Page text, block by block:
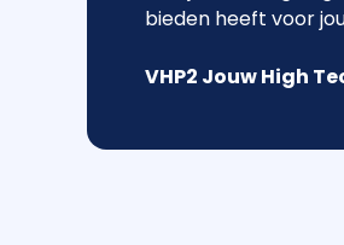
bieden heeft voor
VHP2 Jouw High